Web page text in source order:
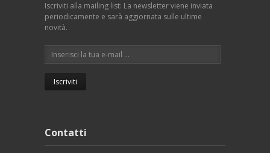
Iscriviti alla mailing list: La newsletter viene inviata
periodicamente e sarà aggiornata sulle ultime
novità.
Contatti